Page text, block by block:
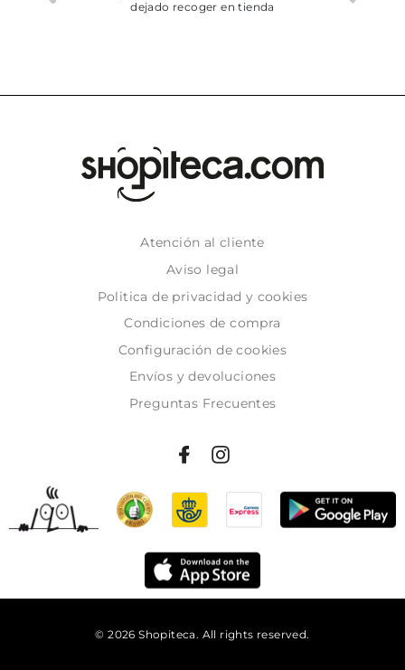
dejado recoger en tienda
Atención al cliente
Aviso legal
Politica de privacidad y cookies
Condiciones de compra
Configuración de cookies
Envíos y devoluciones
Preguntas Frecuentes
© 2026 Shopiteca. All rights reserved.